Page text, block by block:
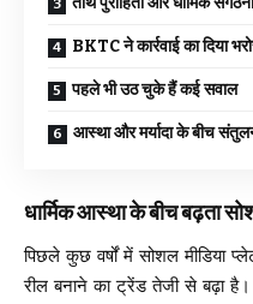
BKTC ने कार्रवाई का दिया
पहले भी उठ चुके हैं कई सवाल
आस्था और मर्यादा के बीच
धार्मिक आस्था के बीच बढ़ता
पिछले कुछ वर्षों में सोशल मीडिया
रील बनाने का ट्रेंड तेजी से